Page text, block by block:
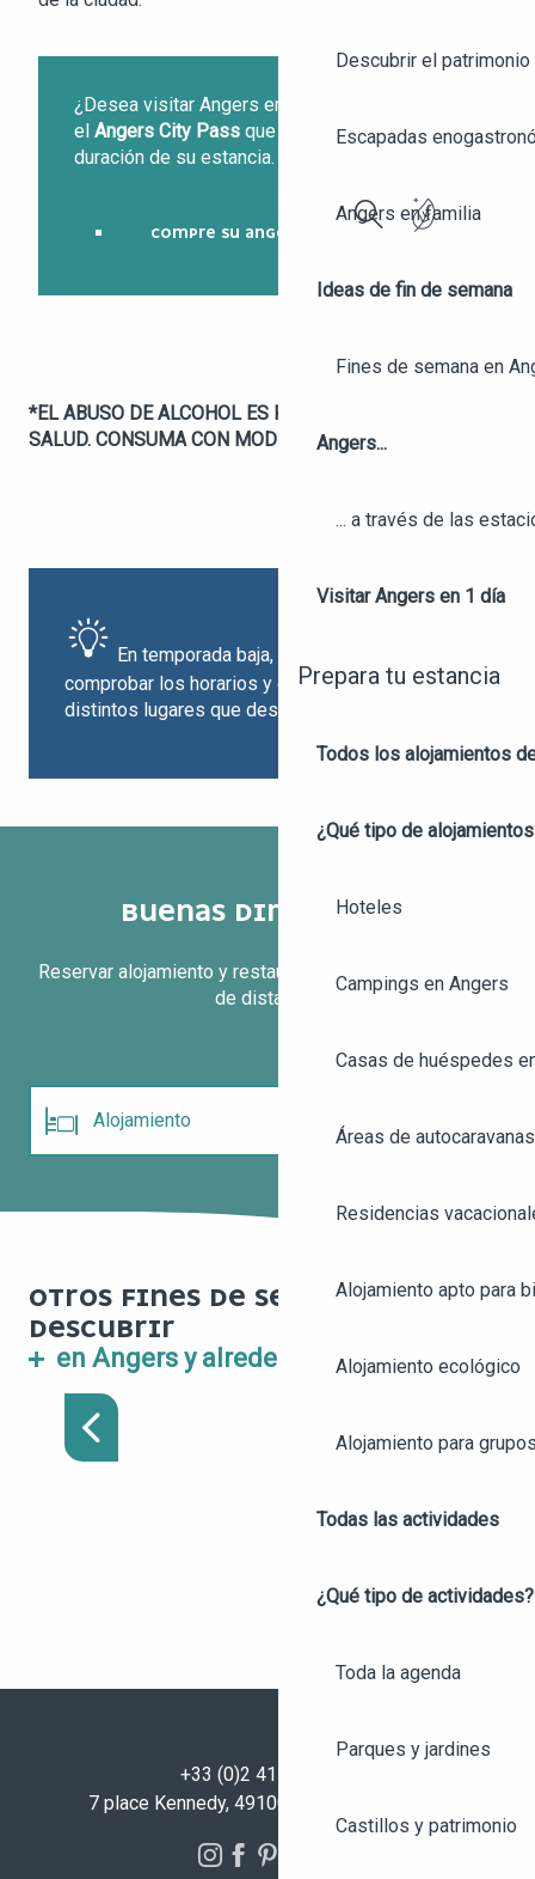
Descubrir el
Escapadas
Angers en familia
Ideas de fin de semana
Fines de semana en
Angers...
... a través de las
Visitar Angers en 1 día
Prepara tu estancia
Todos los alojamientos
¿Qué tipo de
Hoteles
Campings en Angers
Casas de huéspedes
Áreas de autocaravanas
Residencias
Alojamiento apto para
Alojamiento ecológico
Alojamiento para
Todas las actividades
¿Qué tipo de actividades?
Toda la agenda
Parques y jardines
Castillos y patrimonio
¿Desea visitar Angers en 24 o 48 horas? Elija
el Angers City Pass que se adapte a la
duración de su estancia.
COMPRE SU ANGERS CITY PASS
*EL ABUSO DE ALCOHOL ES PELIGROSO PARA LA
SALUD. CONSUMA CON MODERACIÓN.
En temporada baja, asegúrese de
comprobar los horarios y días de apertura de los
distintos lugares que desee visitar.
BUENAS DIRECCIONES
Reservar alojamiento y restaurantes está a una llamada
de distancia.
Alojamiento
ESTANCIA EN ANGERS
OTROS FINES DE SEMANA POR
DESCUBRIR
en Angers y alrededores
FIN DE SEMANA EN
ANGERS : EN LA RUTA DE
LOS CASTILLOS
+33 (0)2 41 23 50 00
7 place Kennedy, 49100 Angers - FRANCIA